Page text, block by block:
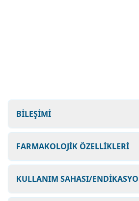
BİLEŞİMİ
FARMAKOLOJİK ÖZELLİKLERİ
KULLANIM SAHASI/